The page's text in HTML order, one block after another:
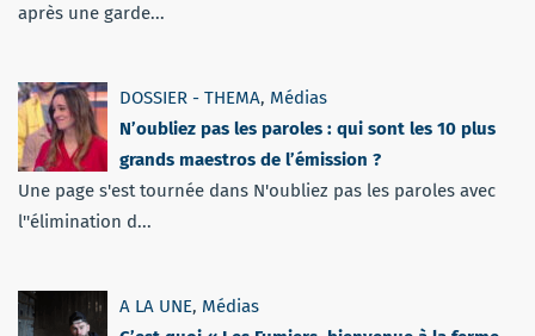
après une garde...
DOSSIER - THEMA, Médias
N’oubliez pas les paroles : qui sont les 10 plus
grands maestros de l’émission ?
Une page s'est tournée dans N'oubliez pas les paroles avec
l''élimination d...
A LA UNE, Médias